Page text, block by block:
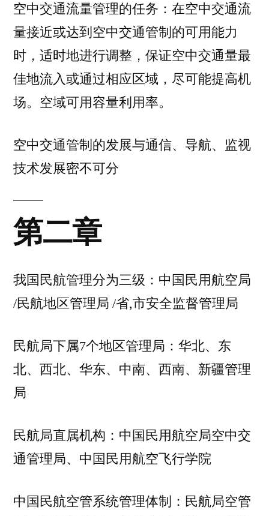
空中交通流量管理的任务：在空中交通流
量接近或达到空中交通管制的可用能力
时，适时地进行调整，保证空中交通量最
佳地流入或通过相应区域，尽可能提高机
场。空域可用容量利用率。
空中交通管制的发展与通信、导航、监视
技术发展密不可分
第二章
我国民航管理分为三级：中国民用航空局
/民航地区管理局 /省,市安全监督管理局
民航局下属7个地区管理局：华北、东
北、西北、华东、中南、西南、新疆管理
局
民航局直属机构：中国民用航空局空中交
通管理局、中国民用航空飞行学院
中国民航空管系统管理体制：民航局空管